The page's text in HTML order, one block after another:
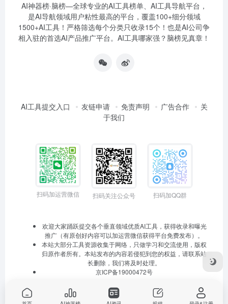
AI神器榜·脑榜—全球专业的AI工具榜单、AI工具导航平台，
是AI导航领域用户粘性最高的平台，覆盖100+细分领域
1500+AI工具！严格筛选每个分类只收录15个！也是AI公司争
相入驻的首选AI产品推广平台。AI工具哪家强？脑榜见真章！
AI工具提交入口 友链申请 免责声明 广告合作
关
于我们
扫码加运营微信 扫码关注公众号 扫码加QQ群
欢迎大家踊跃提交各个垂直领域优质AI工具，获得收录和曝光
推广（有原创好内容可以加运营微信获得平台免费发布）。
本站大部分工具资源收集于网络，只做学习和交流使用，版权
归原作者所有。本站发布的内容若侵犯到您的权益，请联系站
长删除，我们将及时处理。
京ICP备19000472号